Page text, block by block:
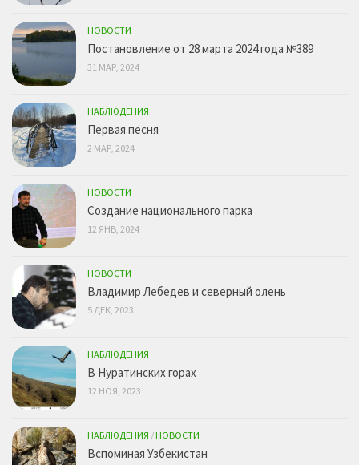
НОВОСТИ
Постановление от 28 марта 2024 года №389
31 МАР, 2024
НАБЛЮДЕНИЯ
Первая песня
2 МАР, 2024
НОВОСТИ
Создание национального парка
12 ЯНВ, 2024
НОВОСТИ
Владимир Лебедев и северный олень
5 ДЕК, 2023
НАБЛЮДЕНИЯ
В Нуратинских горах
12 НОЯ, 2023
НАБЛЮДЕНИЯ /НОВОСТИ
Вспоминая Узбекистан